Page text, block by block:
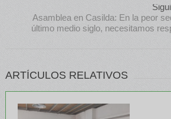
Asamblea en Casilda: En la peor
último medio siglo, necesitamos
ARTÍCULOS RELATIVOS